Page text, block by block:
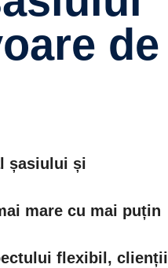
de
șasiului și
mare cu mai puțin
flexibil, clienții